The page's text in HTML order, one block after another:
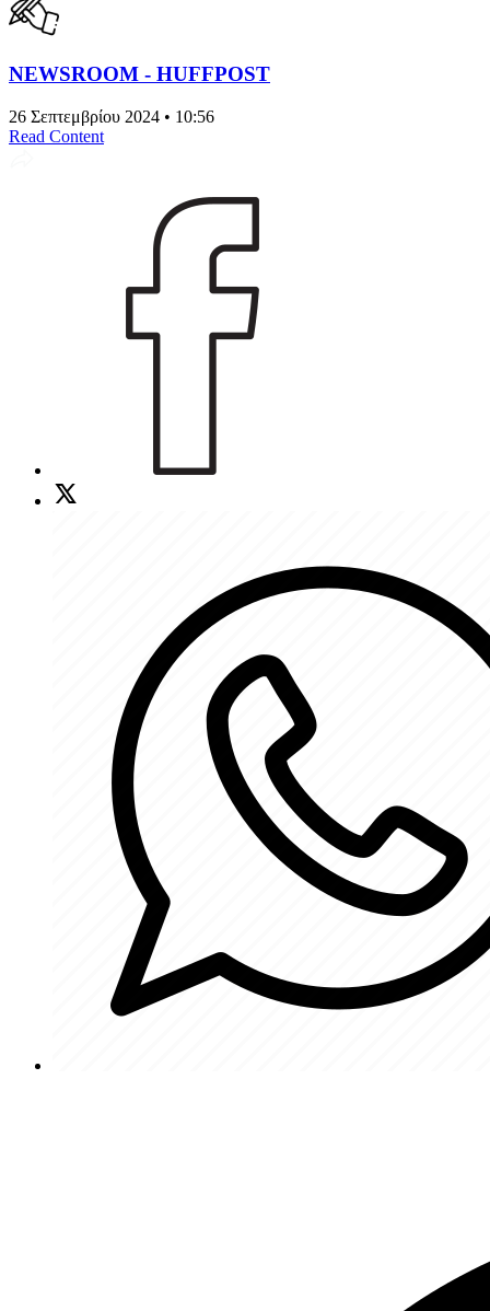
NEWSROOM - HUFFPOST
26 Σεπτεμβρίου 2024 • 10:56
Read Content